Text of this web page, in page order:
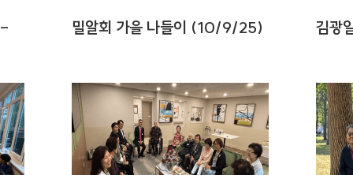
밀알회 가을 나들이 (10/9/25) 김광